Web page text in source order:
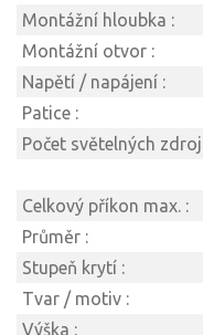
Montážní hloubka :
Montážní otvor :
Napětí / napájení :
Patice :
Počet světelných
Celkový příkon max. :
Průměr :
Stupeň krytí :
Tvar / motiv :
Výška :